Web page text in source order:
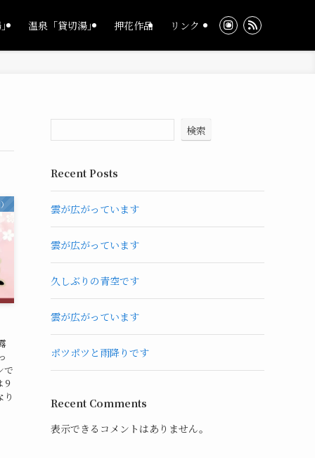
温泉「貸切湯」 押花作品 リンク
で
検索
Recent Posts
雲が広がっています
雲が広がっています
久しぶりの青空です
雲が広がっています
ポツポツと雨降りです
Recent Comments
表示できるコメントはありません。